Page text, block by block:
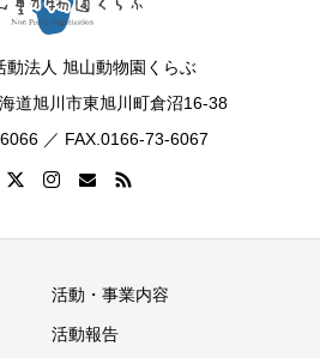
動法人 旭山動物園くらぶ
道旭川市東旭川町倉沼16-38
／ FAX.0166-73-6067
活動・事業内容
活動報告